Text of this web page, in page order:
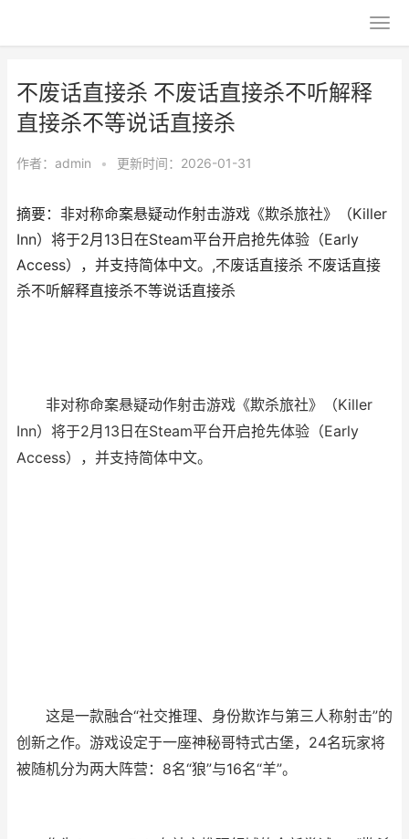
不废话直接杀 不废话直接杀不听解释
直接杀不等说话直接杀
作者： admin • 更新时间：2026-01-31
摘要：非对称命案悬疑动作射击游戏《欺杀旅社》（Killer
Inn）将于2月13日在Steam平台开启抢先体验（Early
Access），并支持简体中文。,不废话直接杀 不废话直接
杀不听解释直接杀不等说话直接杀
非对称命案悬疑动作射击游戏《欺杀旅社》（Killer
Inn）将于2月13日在Steam平台开启抢先体验（Early
Access），并支持简体中文。
这是一款融合“社交推理、身份欺诈与第三人称射击”的
创新之作。游戏设定于一座神秘哥特式古堡，24名玩家将
被随机分为两大阵营：8名“狼”与16名“羊”。